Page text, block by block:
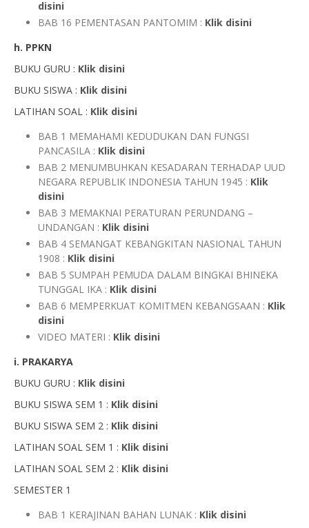
disini
BAB 16 PEMENTASAN PANTOMIM : Klik disini
h. PPKN
BUKU GURU : Klik disini
BUKU SISWA : Klik disini
LATIHAN SOAL : Klik disini
BAB 1 MEMAHAMI KEDUDUKAN DAN FUNGSI
PANCASILA : Klik disini
BAB 2 MENUMBUHKAN KESADARAN TERHADAP UUD
NEGARA REPUBLIK INDONESIA TAHUN 1945 : Klik
disini
BAB 3 MEMAKNAI PERATURAN PERUNDANG –
UNDANGAN : Klik disini
BAB 4 SEMANGAT KEBANGKITAN NASIONAL TAHUN
1908 : Klik disini
BAB 5 SUMPAH PEMUDA DALAM BINGKAI BHINEKA
TUNGGAL IKA : Klik disini
BAB 6 MEMPERKUAT KOMITMEN KEBANGSAAN : Klik
disini
VIDEO MATERI : Klik disini
i. PRAKARYA
BUKU GURU : Klik disini
BUKU SISWA SEM 1 : Klik disini
BUKU SISWA SEM 2 : Klik disini
LATIHAN SOAL SEM 1 : Klik disini
LATIHAN SOAL SEM 2 : Klik disini
SEMESTER 1
BAB 1 KERAJINAN BAHAN LUNAK : Klik disini